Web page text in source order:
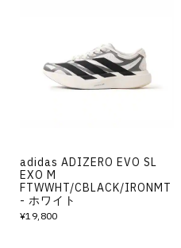
adidas ADIZERO EVO SL
EXO M
FTWWHT/CBLACK/IRONMT
- ホワイト
¥19,800